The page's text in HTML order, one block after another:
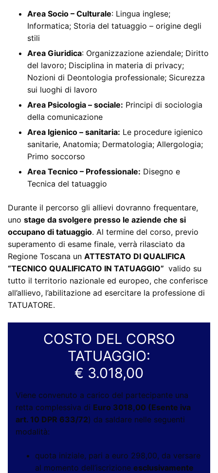
Area Socio – Culturale: Lingua inglese;
Informatica; Storia del tatuaggio – origine degli
stili
Area Giuridica: Organizzazione aziendale; Diritto
del lavoro; Disciplina in materia di privacy;
Nozioni di Deontologia professionale; Sicurezza
sui luoghi di lavoro
Area Psicologia – sociale: Principi di sociologia
della comunicazione
Area Igienico – sanitaria: Le procedure igienico
sanitarie, Anatomia; Dermatologia; Allergologia;
Primo soccorso
Area Tecnico – Professionale: Disegno e
Tecnica del tatuaggio
Durante il percorso gli allievi dovranno frequentare,
uno stage da svolgere presso le aziende che si
occupano di tatuaggio. Al termine del corso, previo
superamento di esame finale, verrà rilasciato da
Regione Toscana un ATTESTATO DI QUALIFICA
“TECNICO QUALIFICATO IN TATUAGGIO” valido su
tutto il territorio nazionale ed europeo, che conferisce
all’allievo, l’abilitazione ad esercitare la professione di
TATUATORE.
COSTO DEL CORSO
TATUAGGIO:
€ 3.018,00
Viene convenuto a carico del partecipante una
retta complessiva di Euro 3018,00 (Esente iva
art. 10 DPR 633/72) da saldare nelle seguenti
modalità:
quota iniziale, pari a euro 298,00, da versare
al momento dell’iscrizione esclusivamente